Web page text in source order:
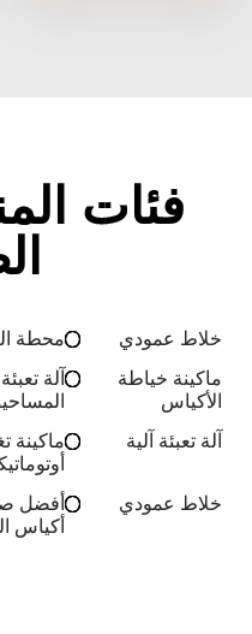
فئات
خلاط عمودي محطة
ماكينة خياطة
الأكياس
آلة تعبئة
آلة تعبئة آلية
ماكينة
خلاط عمودي
أفضل
أكياس